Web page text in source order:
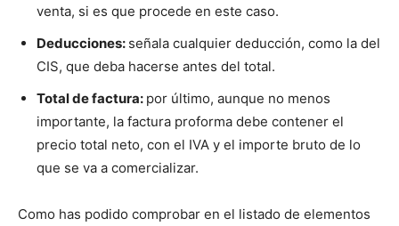
venta, si es que procede en este caso.
Deducciones: señala cualquier deducción, como la del
CIS, que deba hacerse antes del total.
Total de factura: por último, aunque no menos
importante, la factura proforma debe contener el
precio total neto, con el IVA y el importe bruto de lo
que se va a comercializar.
Como has podido comprobar en el listado de elementos